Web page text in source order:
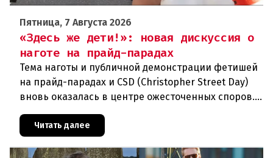
Пятница, 7 Августа 2026
«Здесь же дети!»: новая дискуссия о
наготе на прайд-парадах
Тема наготы и публичной демонстрации фетишей
на прайд-парадах и CSD (Christopher Street Day)
вновь оказалась в центре ожесточенных споров.
То, что для многих представителей ЛГБТК+
является выражением
Читать далее